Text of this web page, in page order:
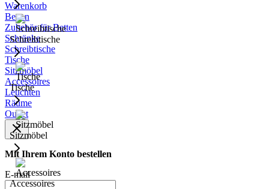
Warenkorb
Schreibtische
Tische
Sitzmöbel
Accessoires
Betten
Zubehör für Betten
Schränke
Schreibtische
Tische
Sitzmöbel
Accessoires
Leuchten
Räume
Outlet
Mit Ihrem Konto bestellen
E-mail